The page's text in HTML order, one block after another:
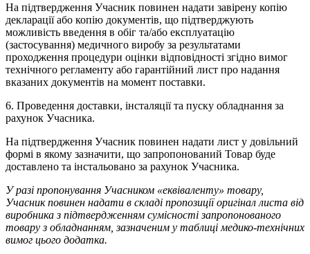
На підтвердження Учасник повинен надати завірену копію
декларації або копію документів, що підтверджують
можливість введення в обіг та/або експлуатацію
(застосування) медичного виробу за результатами
проходження процедури оцінки відповідності згідно вимог
технічного регламенту або гарантійний лист про надання
вказаних документів на момент поставки.
6. Проведення доставки, інсталяції та пуску обладнання за
рахунок Учасника.
На підтвердження Учасник повинен надати лист у довільний
формі в якому зазначити, що запропонований Товар буде
доставлено та інстальовано за рахунок Учасника.
У разі пропонування Учасником «еквіваленту» товару,
Учасник повинен надати в складі пропозиції оригінал листа від
виробника з підтвердженням сумісності запропонованого
товару з обладнанням, зазначеним у таблиці медико-технічних
вимог цього додатка.